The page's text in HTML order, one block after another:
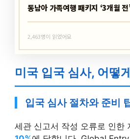
동남아 가족여행 패키지 ‘3개월
2,463명이 읽었어요
미국 입국 심사, 어떻
입국 심사 절차와 준비
세관 신고서 작성 오류로 인한